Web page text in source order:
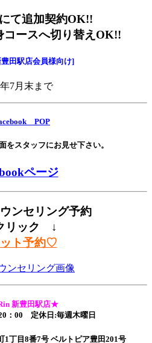
て追加契約OK!!
ースへ切り替えOK!!
田駅店会員様向け]
7月末まで
をスタッフにお見せ下さい。
ページ
ンセリング予約
リック ↓
ト予約♡
新豊田駅店★
：00 定休日:毎週木曜日
1丁目8番7号 ベルトピア豊田201号